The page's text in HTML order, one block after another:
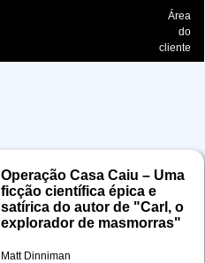
Área
do
cliente
Operação Casa Caiu – Uma
ficção científica épica e
satírica do autor de "Carl, o
explorador de masmorras"
Matt Dinniman